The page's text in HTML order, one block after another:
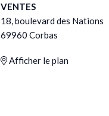
VENTES
18, boulevard des Nations
69960 Corbas
Afficher le plan